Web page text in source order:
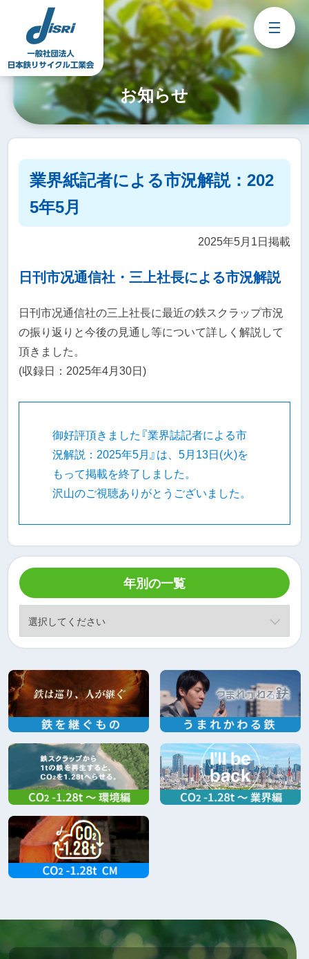
content
お知らせ
業界紙記者による市況解説：202
5年5月
2025年5月1日掲載
日刊市况通信社・三上社長による市況解説
日刊市况通信社の三上社長に最近の鉄スクラップ市況
の振り返りと今後の見通し等について詳しく解説して
頂きました。
(収録日：2025年4月30日)
御好評頂きました『業界誌記者による市
況解説：2025年5月』は、5月13日(火)を
もって掲載を終了しました。
沢山のご視聴ありがとうございました。
年別の一覧